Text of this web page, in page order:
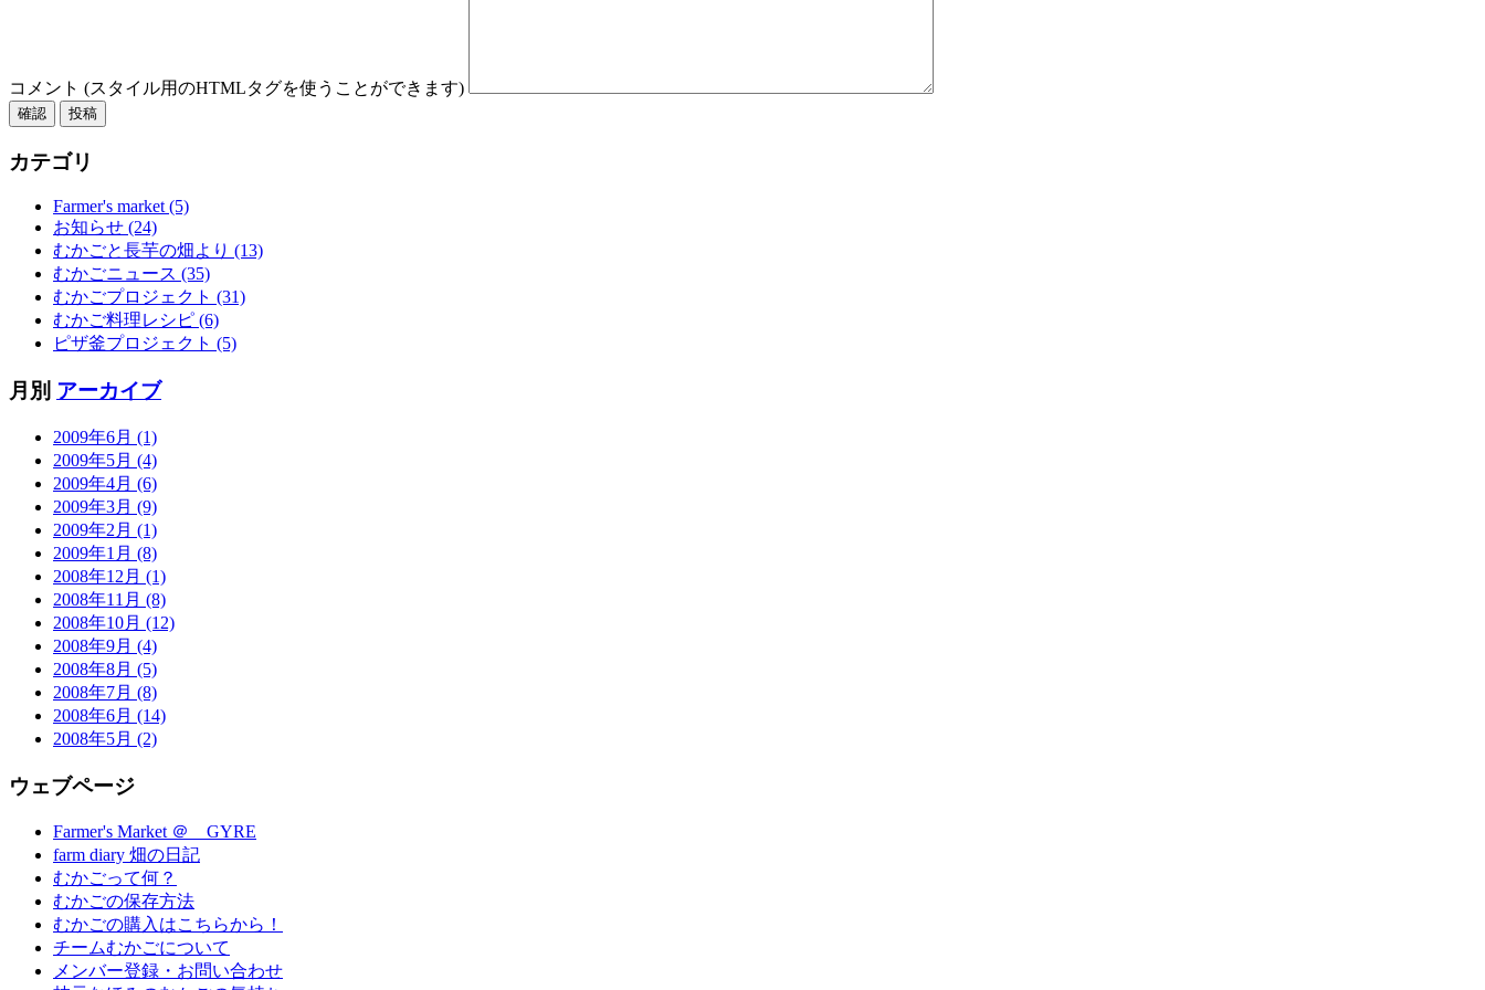
コメント (スタイル用のHTMLタグを使うことができます)
カテゴリ
Farmer's market (5)
お知らせ (24)
むかごと長芋の畑より (13)
むかごニュース (35)
むかごプロジェクト (31)
むかご料理レシピ (6)
ピザ釜プロジェクト (5)
月別 アーカイブ
2009年6月 (1)
2009年5月 (4)
2009年4月 (6)
2009年3月 (9)
2009年2月 (1)
2009年1月 (8)
2008年12月 (1)
2008年11月 (8)
2008年10月 (12)
2008年9月 (4)
2008年8月 (5)
2008年7月 (8)
2008年6月 (14)
2008年5月 (2)
ウェブページ
Farmer's Market ＠ GYRE
farm diary 畑の日記
むかごって何？
むかごの保存方法
むかごの購入はこちらから！
チームむかごについて
メンバー登録・お問い合わせ